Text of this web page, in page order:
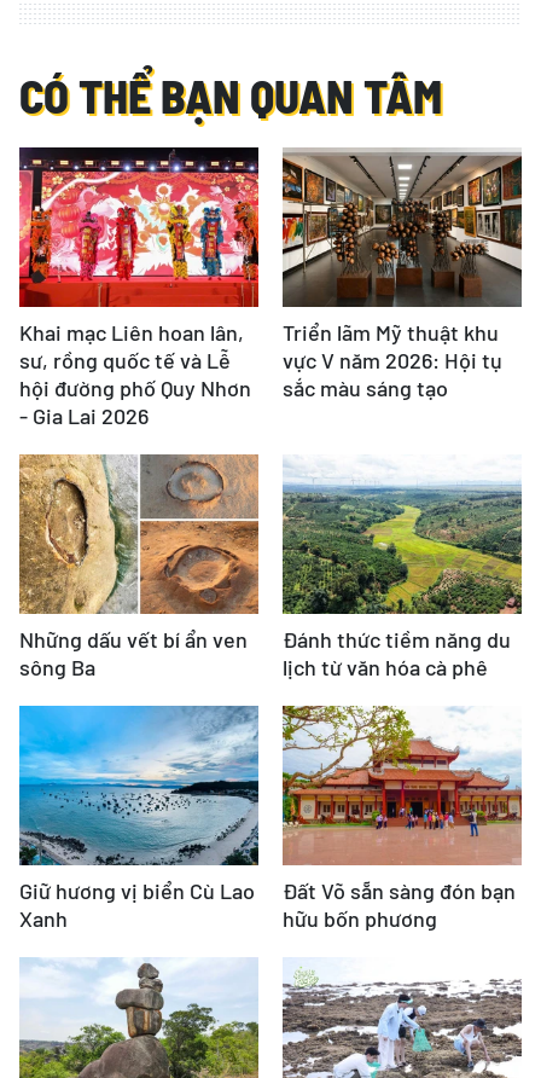
CÓ THỂ BẠN QUAN TÂM
Khai mạc Liên hoan lân,
sư, rồng quốc tế và Lễ
hội đường phố Quy Nhơn
- Gia Lai 2026
Triển lãm Mỹ thuật khu
vực V năm 2026: Hội tụ
sắc màu sáng tạo
Những dấu vết bí ẩn ven
sông Ba
Đánh thức tiềm năng du
lịch từ văn hóa cà phê
Giữ hương vị biển Cù Lao
Xanh
Đất Võ sẵn sàng đón bạn
hữu bốn phương